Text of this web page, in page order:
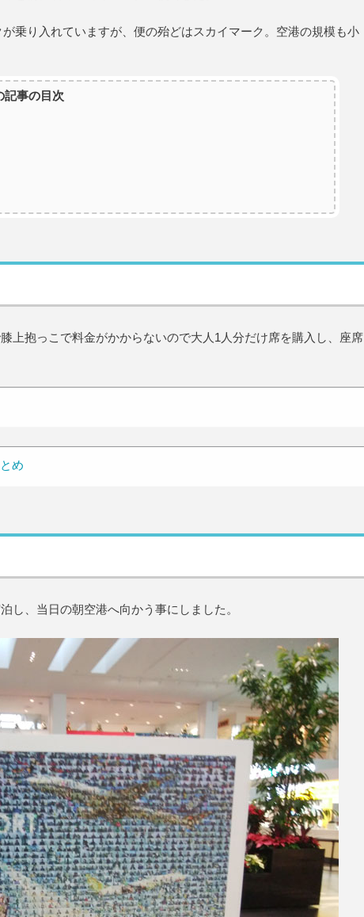
乗り入れていますが、便の殆どはスカイマーク。空港の規模も小
記事の目次
上抱っこで料金がかからないので大人1人分だけ席を購入し、座席
め
し、当日の朝空港へ向かう事にしました。